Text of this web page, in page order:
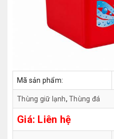
Mã sản phẩm:
Thùng giữ lạnh, Thùng đá
Giá: Liên hệ